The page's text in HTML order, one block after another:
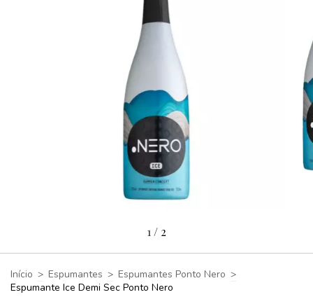
1 / 2
Início > Espumantes > Espumantes Ponto Nero >
Espumante Ice Demi Sec Ponto Nero